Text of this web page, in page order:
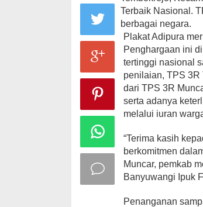
Terbaik Nasional.
berbagai negara.
Plakat Adipura
Penghargaan ini
tertinggi nasional
penilaian, TPS 3R
dari TPS 3R
serta adanya
melalui iuran
“Terima kasih
berkomitmen
Muncar, pemkab
Banyuwangi Ipuk
Penanganan